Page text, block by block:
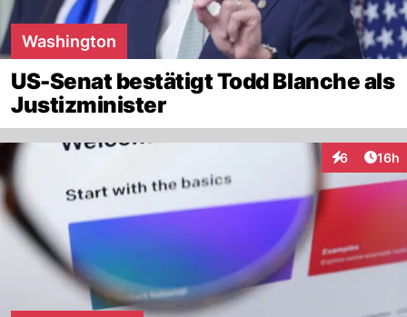
Washington
US-Senat bestätigt Todd Blanche als
Justizminister
6
Interaktionen
16h